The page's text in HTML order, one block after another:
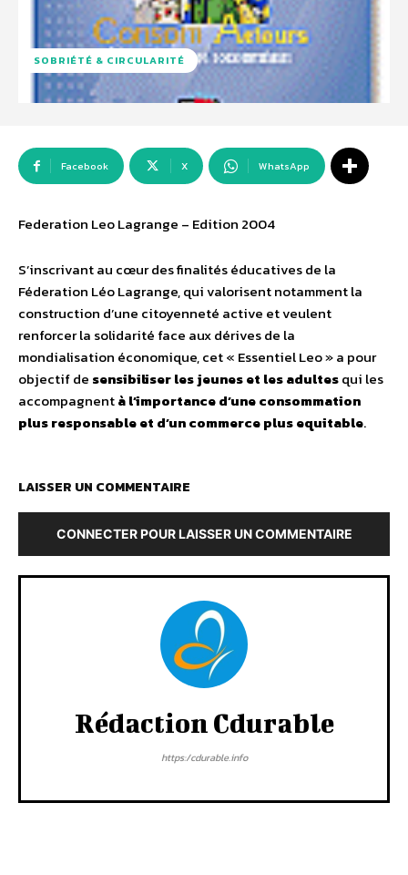
SOBRIÉTÉ & CIRCULARITÉ
Facebook X WhatsApp
Federation Leo Lagrange – Edition 2004
S’inscrivant au cœur des finalités éducatives de la
Féderation Léo Lagrange, qui valorisent notamment la
construction d’une citoyenneté active et veulent
renforcer la solidarité face aux dérives de la
mondialisation économique, cet « Essentiel Leo » a pour
objectif de sensibiliser les jeunes et les adultesqui les
accompagnentà l’importance d’une consommation
plus responsable et d’un commerce plus equitable.
LAISSER UN COMMENTAIRE
CONNECTER POUR LAISSER UN COMMENTAIRE
Rédaction Cdurable
https:/cdurable.info